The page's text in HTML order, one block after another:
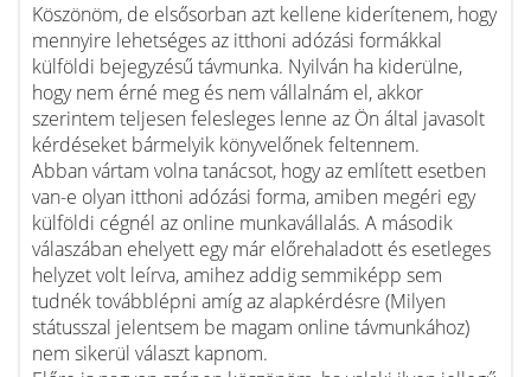
Köszönöm, de elsősorban azt kellene kiderítenem, hogy
mennyire lehetséges az itthoni adózási formákkal
külföldi bejegyzésű távmunka. Nyilván ha kiderülne,
hogy nem érné meg és nem vállalnám el, akkor
szerintem teljesen felesleges lenne az Ön által javasolt
kérdéseket bármelyik könyvelőnek feltennem.
Abban vártam volna tanácsot, hogy az említett esetben
van-e olyan itthoni adózási forma, amiben megéri egy
külföldi cégnél az online munkavállalás. A második
válaszában ehelyett egy már előrehaladott és esetleges
helyzet volt leírva, amihez addig semmiképp sem
tudnék továbblépni amíg az alapkérdésre (Milyen
státusszal jelentsem be magam online távmunkához)
nem sikerül választ kapnom.